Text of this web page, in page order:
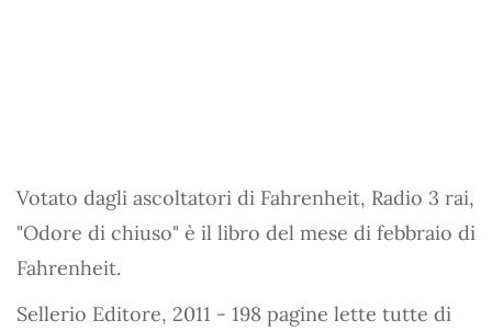
Votato dagli ascoltatori di Fahrenheit, Radio 3 rai,
"Odore di chiuso" è il libro del mese di febbraio di
Fahrenheit.
Sellerio Editore, 2011 - 198 pagine lette tutte di